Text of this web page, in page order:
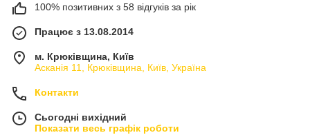
100% позитивних з 58 відгуків за рік
Працює з 13.08.2014
м. Крюківщина, Київ
Асканія 11, Крюківщина, Київ, Україна
Контакти
Сьогодні вихідний
Показати весь графік роботи